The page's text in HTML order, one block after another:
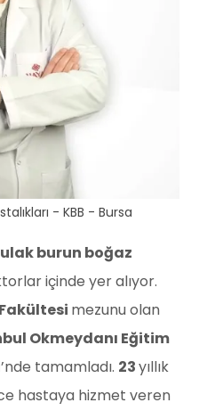
- KBB - Bursa
burun boğaz
içinde yer alıyor.
mezunu olan
Okmeydanı Eğitim
’nde tamamladı. 23yıllık
hastaya hizmet veren